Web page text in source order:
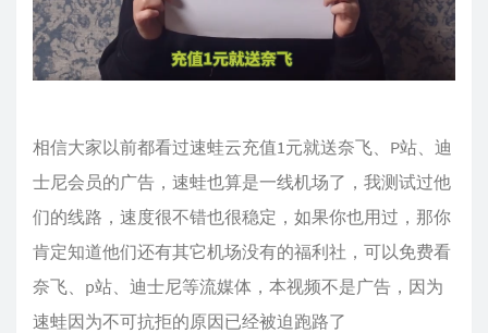
相信大家以前都看过速蛙云充值1元就送奈飞、P站、迪
士尼会员的广告，速蛙也算是一线机场了，我测试过他
们的线路，速度很不错也很稳定，如果你也用过，那你
肯定知道他们还有其它机场没有的福利社，可以免费看
奈飞、p站、迪士尼等流媒体，本视频不是广告，因为
速蛙因为不可抗拒的原因已经被迫跑路了